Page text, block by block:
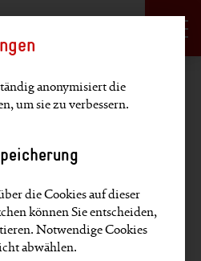
Sprachauswahl
anonymisiert die
um sie zu verbessern.
die Cookies auf dieser
können Sie entscheiden,
Notwendige Cookies
abwählen.